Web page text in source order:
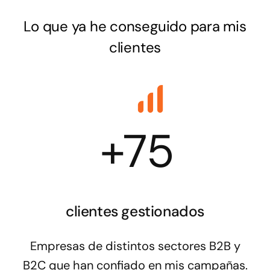
Lo que ya he conseguido para mis
clientes
+75
clientes gestionados
Empresas de distintos sectores B2B y
B2C que han confiado en mis campañas.